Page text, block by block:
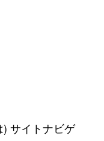
サイトナビゲ